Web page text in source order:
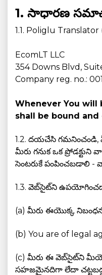
1. సాధారణ
1.1. Poliglu
EcomLT LLC
354 Downs Blvd,
Company reg. no.:
Whenever You will
shall be bound
1.2. దయచేసి
మీరు గనుక ఒక
సెంటరుకే పంపించబడాలి
1.3. వెబ్‌సైట్‌ని
(a) మీరు ఈయొక్క
(b) You are of legal
(c) మీరు ఈ వెబ్‌సైట్‌ని
సహజమైనదిగా లేదా